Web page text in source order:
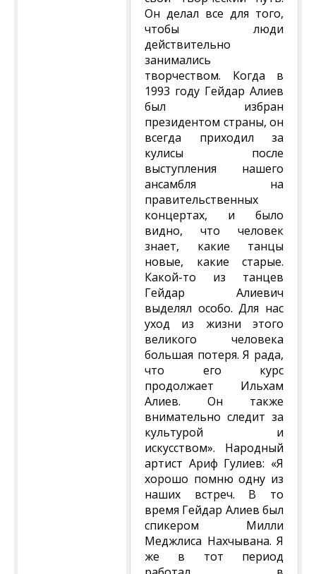
Он делал все для того,
чтобы люди
действительно
занимались
творчеством. Когда в
1993 году Гейдар Алиев
был избран
президентом страны, он
всегда приходил за
кулисы после
выступления нашего
ансамбля на
правительственных
концертах, и было
видно, что человек
знает, какие танцы
новые, какие старые.
Какой-то из танцев
Гейдар Алиевич
выделял особо. Для нас
уход из жизни этого
великого человека
большая потеря. Я рада,
что его курс
продолжает Ильхам
Алиев. Он также
внимательно следит за
культурой и
искусством». Народный
артист Ариф Гулиев: «Я
хорошо помню одну из
наших встреч. В то
время Гейдар Алиев был
спикером Милли
Меджлиса Нахчывана. Я
же в тот период